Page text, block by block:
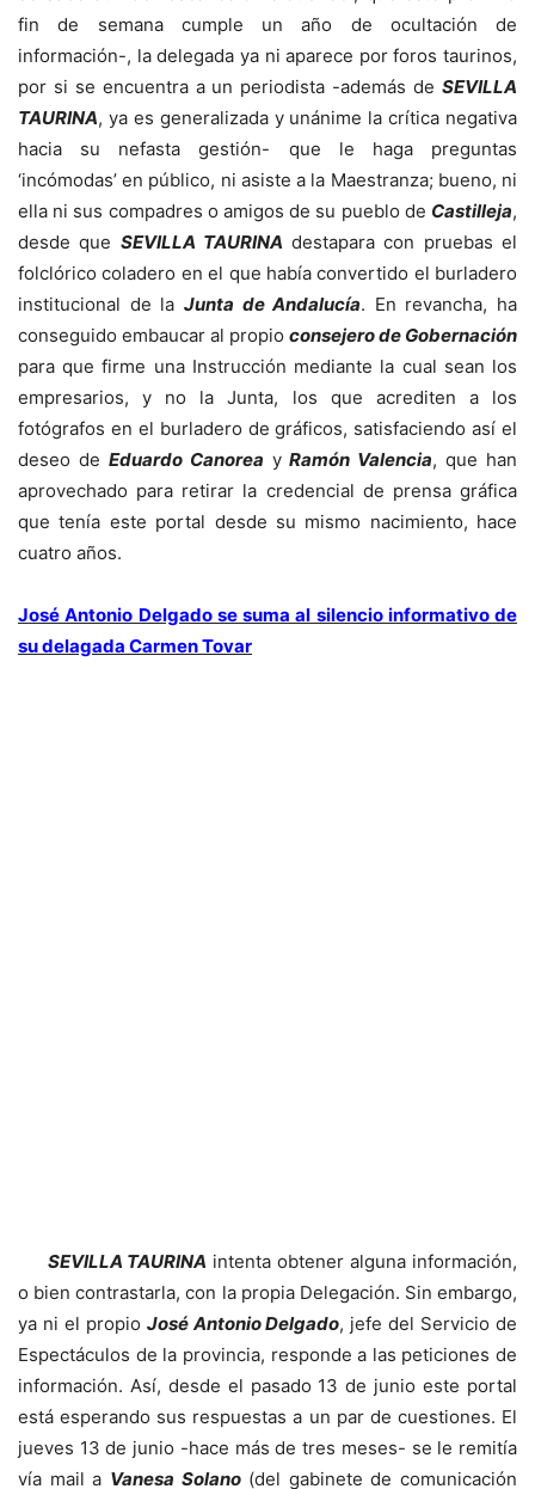
fin de semana cumple un año de ocultación de
información-, la delegada ya ni aparece por foros taurinos,
por si se encuentra a un periodista -además de SEVILLA
TAURINA, ya es generalizada y unánime la crítica negativa
hacia su nefasta gestión- que le haga preguntas
‘incómodas’ en público, ni asiste a la Maestranza; bueno, ni
ella ni sus compadres o amigos de su pueblo de Castilleja,
desde que SEVILLA TAURINA destapara con pruebas el
folclórico coladero en el que había convertido el burladero
institucional de la Junta de Andalucía. En revancha, ha
conseguido embaucar al propio consejero de Gobernación
para que firme una Instrucción mediante la cual sean los
empresarios, y no la Junta, los que acrediten a los
fotógrafos en el burladero de gráficos, satisfaciendo así el
deseo de Eduardo Canorea yRamón Valencia, que han
aprovechado para retirar la credencial de prensa gráfica
que tenía este portal desde su mismo nacimiento, hace
cuatro años.
José Antonio Delgado se suma al silencio informativo de
su delagada Carmen Tovar
SEVILLA TAURINA intenta obtener alguna información,
o bien contrastarla, con la propia Delegación. Sin embargo,
ya ni el propio José Antonio Delgado, jefe del Servicio de
Espectáculos de la provincia, responde a las peticiones de
información. Así, desde el pasado 13 de junio este portal
está esperando sus respuestas a un par de cuestiones. El
jueves 13 de junio -hace más de tres meses- se le remitía
vía mail a Vanesa Solano(del gabinete de comunicación